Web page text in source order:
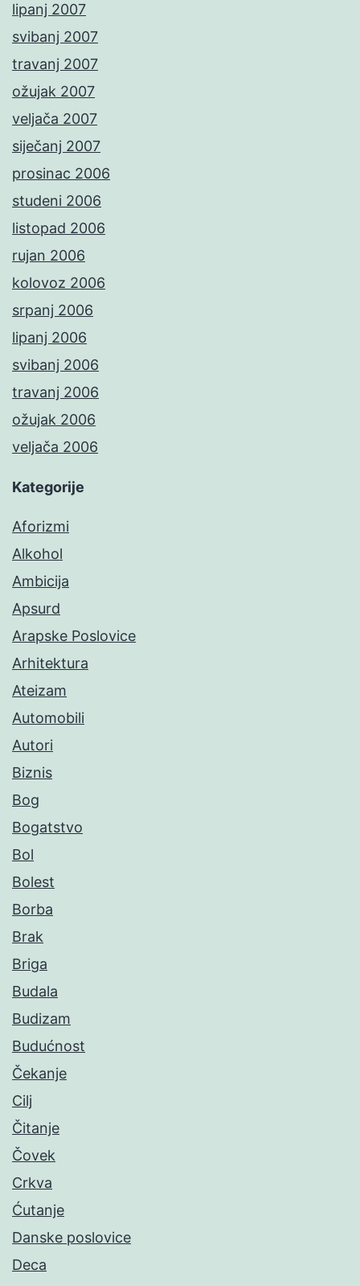
lipanj 2007
svibanj 2007
travanj 2007
ožujak 2007
veljača 2007
siječanj 2007
prosinac 2006
studeni 2006
listopad 2006
rujan 2006
kolovoz 2006
srpanj 2006
lipanj 2006
svibanj 2006
travanj 2006
ožujak 2006
veljača 2006
Kategorije
Aforizmi
Alkohol
Ambicija
Apsurd
Arapske Poslovice
Arhitektura
Ateizam
Automobili
Autori
Biznis
Bog
Bogatstvo
Bol
Bolest
Borba
Brak
Briga
Budala
Budizam
Budućnost
Čekanje
Cilj
Čitanje
Čovek
Crkva
Ćutanje
Danske poslovice
Deca